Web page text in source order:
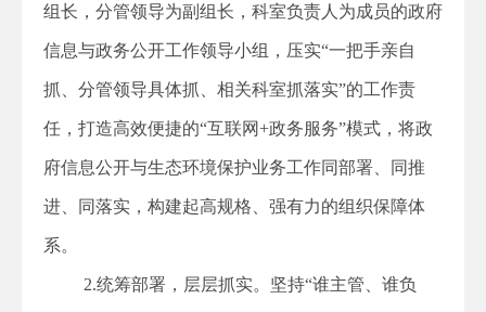
组长，分管领导为副组长，科室负责人为成员的政府
信息与政务公开工作领导小组，压实“一把手亲自
抓、分管领导具体抓、相关科室抓落实”的工作责
任，打造高效便捷的“互联网+政务服务”模式，将政
府信息公开与生态环境保护业务工作同部署、同推
进、同落实，构建起高规格、强有力的组织保障体
系。
2.统筹部署，层层抓实。坚持“谁主管、谁负